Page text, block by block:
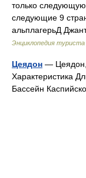
только следующую
следующие 9
альплагерьД
Энциклопедия туриста
Цеядон —
Характеристика
Бассейн